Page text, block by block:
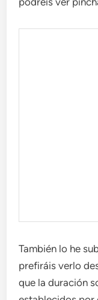
También lo he
prefiráis verlo
que la duración